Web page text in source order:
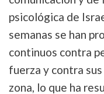
psicológica de
semanas se han
continuos contra
fuerza y contra
zona, lo que ha